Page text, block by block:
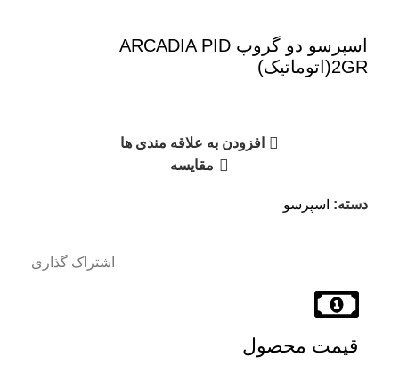
اسپرسو دو گروپ ARCADIA PID
2GR(اتوماتیک)
افزودن به علاقه مندی ها
مقایسه
دسته: اسپرسو
اشتراک گذاری
قیمت محصول